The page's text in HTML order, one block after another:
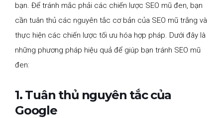
bạn. Để tránh mắc phải các chiến lược SEO mũ đen, bạn
cần tuân thủ các nguyên tắc cơ bản của SEO mũ trắng và
thực hiện các chiến lược tối ưu hóa hợp pháp. Dưới đây là
những phương pháp hiệu quả để giúp bạn tránh SEO mũ
đen:
1. Tuân thủ nguyên tắc của
Google